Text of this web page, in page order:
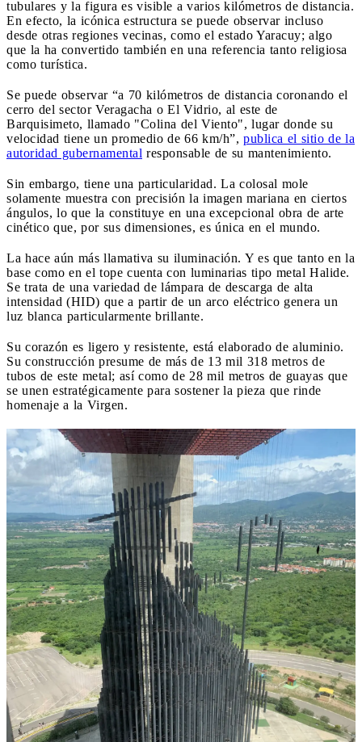
tubulares y la figura es visible a varios kilómetros de distancia.
En efecto, la icónica estructura se puede observar incluso
desde otras regiones vecinas, como el estado Yaracuy; algo
que la ha convertido también en una referencia tanto religiosa
como turística.
Se puede observar “a 70 kilómetros de distancia coronando el
cerro del sector Veragacha o El Vidrio, al este de
Barquisimeto, llamado "Colina del Viento", lugar donde su
velocidad tiene un promedio de 66 km/h”, publica el sitio de la
autoridad gubernamental responsable de su mantenimiento.
Sin embargo, tiene una particularidad. La colosal mole
solamente muestra con precisión la imagen mariana en ciertos
ángulos, lo que la constituye en una excepcional obra de arte
cinético que, por sus dimensiones, es única en el mundo.
La hace aún más llamativa su iluminación. Y es que tanto en la
base como en el tope cuenta con luminarias tipo metal Halide.
Se trata de una variedad de lámpara de descarga de alta
intensidad (HID) que a partir de un arco eléctrico genera un
luz blanca particularmente brillante.
Su corazón es ligero y resistente, está elaborado de aluminio.
Su construcción presume de más de 13 mil 318 metros de
tubos de este metal; así como de 28 mil metros de guayas que
se unen estratégicamente para sostener la pieza que rinde
homenaje a la Virgen.